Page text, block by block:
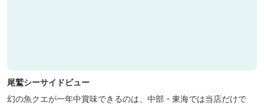
尾鷲シーサイドビュー
幻の魚クエが一年中賞味できるのは、中部・東海では当店だけで